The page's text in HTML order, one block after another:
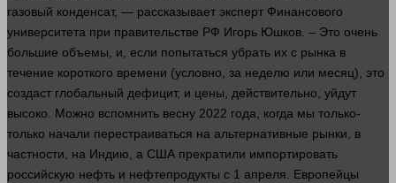
газовый конденсат, — рассказывает эксперт Финансового
университета при правительстве РФ Игорь Юшков. – Это очень
большие объемы, и, если попытаться убрать их с рынка в
течение короткого времени (условно, за неделю или месяц), это
создаст глобальный дефицит, и цены, действительно, уйдут
высоко. Можно вспомнить весну 2022 года , когда мы только-
только начали перестраиваться на альтернативные рынки, в
частности, на Индию, а США прекратили импортировать
российскую нефть и нефтепродукты с 1 апреля. Европейцы